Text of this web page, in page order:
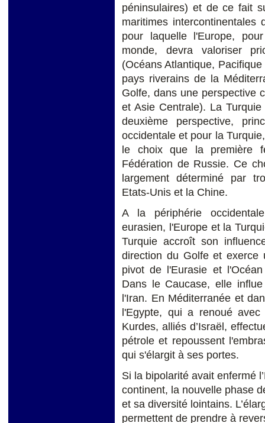
péninsulaires) et de ce fait
maritimes
pour laquelle l'Europe,
monde, devra valoriser
(Océans Atlantique,
pays riverains de la
Golfe, dans une perspective
et Asie Centrale). La
deuxième perspective,
occidentale et pour la
le choix que la première
Fédération de Russie. Ce
largement déterminé par
Etats-Unis et la Chine.
A la périphérie
eurasien, l'Europe et la
Turquie accroît son
direction du Golfe et exerce
pivot de l'Eurasie et
Dans le Caucase, elle
l'Iran. En Méditerranée et
l'Egypte, qui a renoué
Kurdes, alliés d’Israël,
pétrole et repoussent
qui s'élargit à ses portes.
Si la bipolarité avait enfermé
continent, la nouvelle phase
et sa diversité lointains.
permettent de prendre à